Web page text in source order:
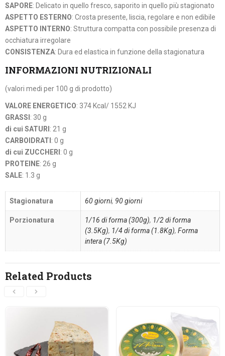
SAPORE: Delicato in quello fresco, saporito in quello più stagionato
ASPETTO ESTERNO: Crosta presente, liscia, regolare e non edibile
ASPETTO INTERNO: Struttura compatta con possibile presenza di
occhiatura irregolare
CONSISTENZA: Dura ed elastica in funzione della stagionatura
INFORMAZIONI NUTRIZIONALI
(valori medi per 100 g di prodotto)
VALORE ENERGETICO: 374 Kcal/ 1552 KJ
GRASSI : 30 g
di cui SATURI : 21 g
CARBOIDRATI : 0 g
di cui ZUCCHERI : 0 g
PROTEINE: 26 g
SALE: 1.3 g
Stagionatura 60 giorni, 90 giorni
Porzionatura 1/16 di forma (300g), 1/2 di forma
(3.5Kg), 1/4 di forma (1.8Kg), Forma
intera (7.5Kg)
Related Products